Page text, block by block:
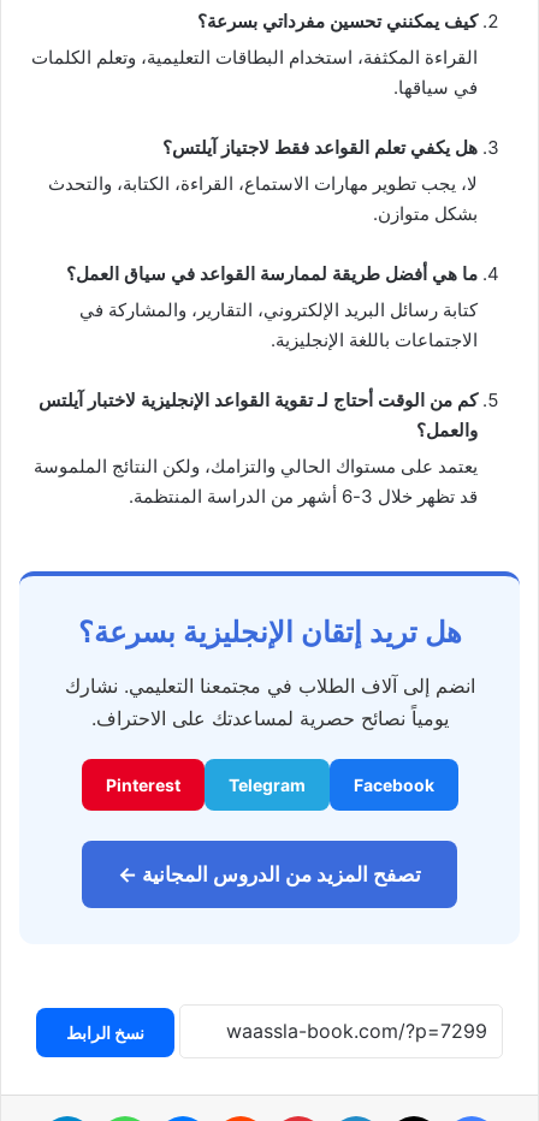
كيف يمكنني تحسين مفرداتي بسرعة؟
القراءة المكثفة، استخدام البطاقات التعليمية، وتعلم الكلمات
في سياقها.
هل يكفي تعلم القواعد فقط لاجتياز آيلتس؟
لا، يجب تطوير مهارات الاستماع، القراءة، الكتابة، والتحدث
بشكل متوازن.
ما هي أفضل طريقة لممارسة القواعد في سياق العمل؟
كتابة رسائل البريد الإلكتروني، التقارير، والمشاركة في
الاجتماعات باللغة الإنجليزية.
كم من الوقت أحتاج لـ تقوية القواعد الإنجليزية لاختبار آيلتس
والعمل؟
يعتمد على مستواك الحالي والتزامك، ولكن النتائج الملموسة
قد تظهر خلال 3-6 أشهر من الدراسة المنتظمة.
هل تريد إتقان الإنجليزية بسرعة؟
انضم إلى آلاف الطلاب في مجتمعنا التعليمي. نشارك
يومياً نصائح حصرية لمساعدتك على الاحتراف.
Facebook
Telegram
Pinterest
تصفح المزيد من الدروس المجانية ←
نسخ الرابط
فيسبوك لينكدإن بينتيريست ماسنجر واتساب